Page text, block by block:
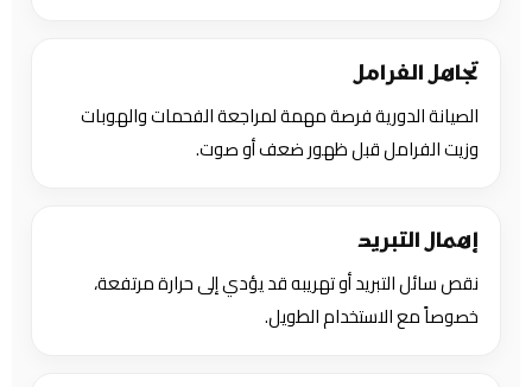
تجاهل الفرامل
الصيانة الدورية فرصة مهمة لمراجعة الفحمات والهوبات
وزيت الفرامل قبل ظهور ضعف أو صوت.
إهمال التبريد
نقص سائل التبريد أو تهريبه قد يؤدي إلى حرارة مرتفعة،
خصوصاً مع الاستخدام الطويل.